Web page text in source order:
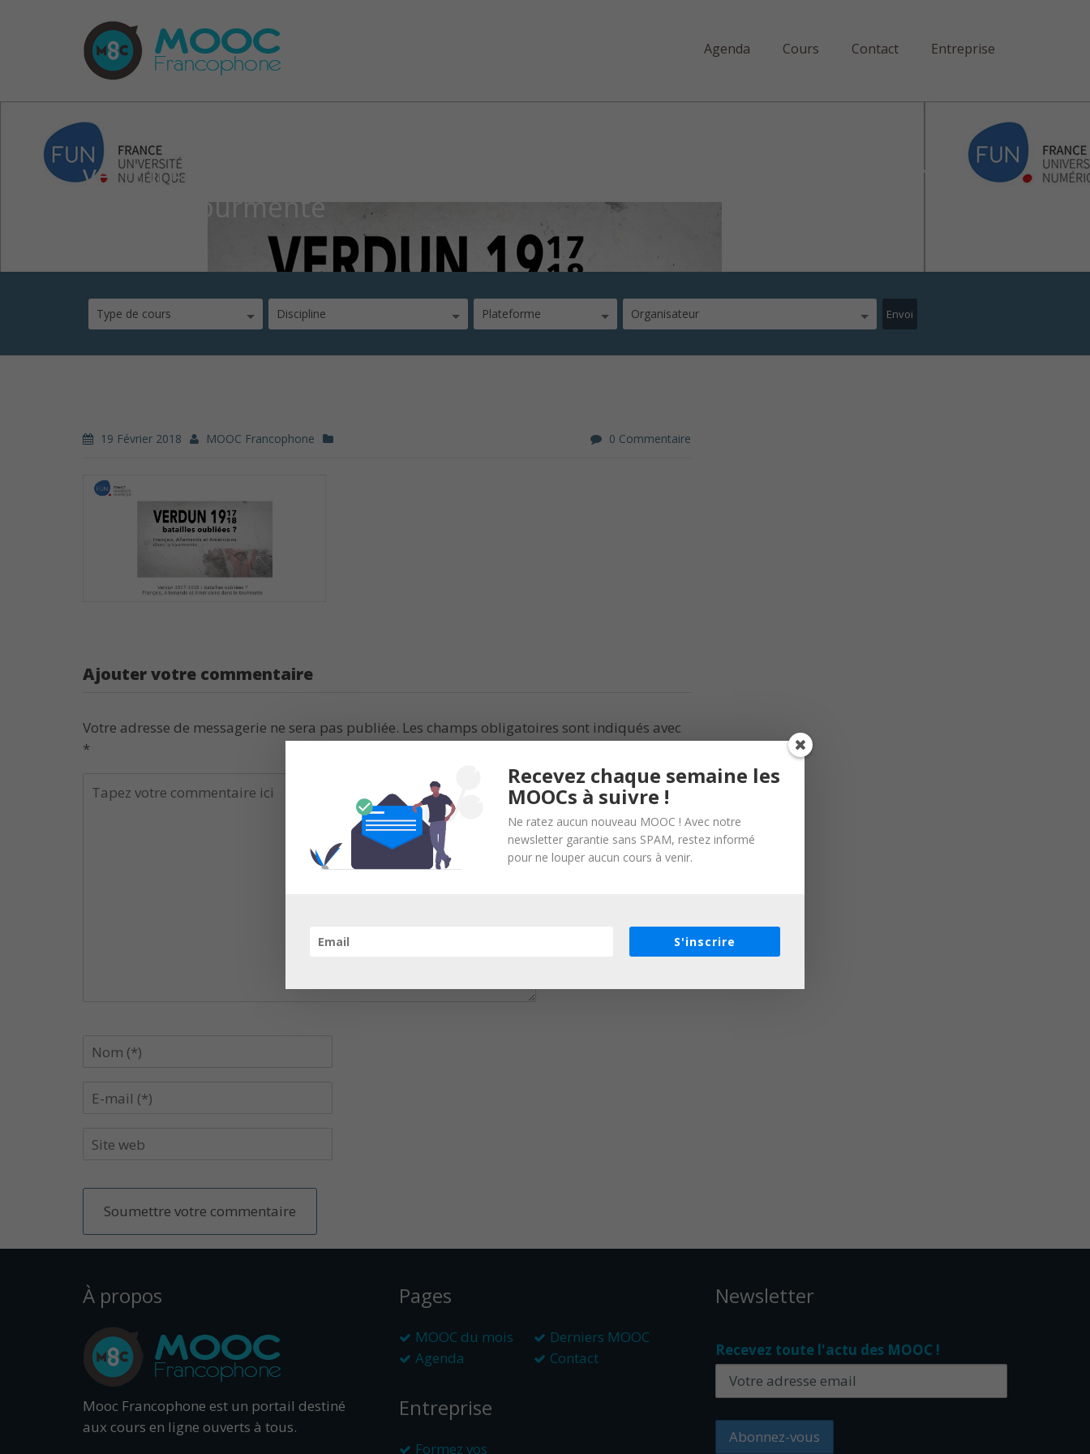
Agenda Cours Contact Entreprise
verdun-1917-1918-batailles-oubliés-français-allemands-americains-
dans-la-tourmente
Type de cours Discipline Plateforme Organisateur
19 Février 2018 MOOC Francophone 0 Commentaire
Ajouter votre commentaire
Votre adresse de messagerie ne sera pas publiée. Les champs obligatoires sont indiqués avec
*
À propos
Mooc Francophone est un portail destiné
aux cours en ligne ouverts à tous.
Pages
MOOC du mois
Derniers MOOC
Agenda
Contact
Entreprise
Formez vos
Newsletter
Recevez toute l'actu des MOOC !
Recevez chaque semaine les
MOOCs à suivre !
Ne ratez aucun nouveau MOOC ! Avec notre
newsletter garantie sans SPAM, restez informé
pour ne louper aucun cours à venir.
S'inscrire